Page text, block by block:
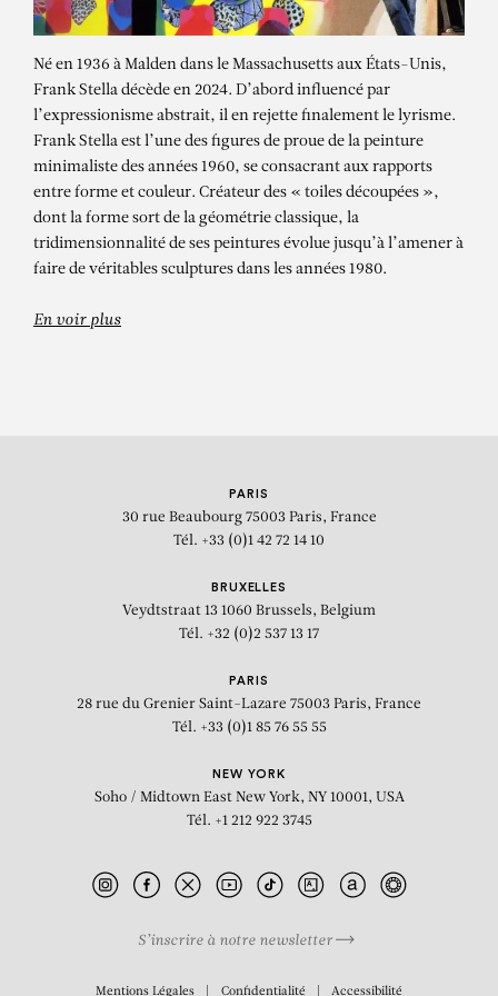
FRANK STELLA
Hacilar Level Ic
Né en 1936 à Malden dans le Massachusetts aux États-Unis,
Frank Stella décède en 2024. D’abord influencé par
l’expressionisme abstrait, il en rejette finalement le lyrisme.
Frank Stella est l’une des figures de proue de la peinture
minimaliste des années 1960, se consacrant aux rapports
entre forme et couleur. Créateur des « toiles découpées »,
dont la forme sort de la géométrie classique, la
tridimensionnalité de ses peintures évolue jusqu’à l’amener à
faire de véritables sculptures dans les années 1980.
En voir plus
PARIS
30 rue Beaubourg 75003 Paris, France
Tél. +33 (0)1 42 72 14 10
BRUXELLES
Veydtstraat 13 1060 Brussels, Belgium
Tél. +32 (0)2 537 13 17
PARIS
28 rue du Grenier Saint-Lazare 75003 Paris, France
Tél. +33 (0)1 85 76 55 55
NEW YORK
Soho / Midtown East New York, NY 10001, USA
Tél. +1 212 922 3745
S’inscrire à notre newsletter
Mentions Légales Confidentialité Accessibilité